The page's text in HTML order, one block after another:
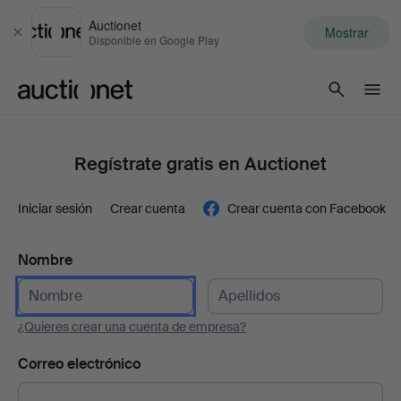
Cerrar
Auctionet
Disponible en Google Play Mostrar
Regístrate gratis en Auctionet
Iniciar sesión Crear cuenta Crear cuenta con Facebook
Nombre
¿Quieres crear una cuenta de empresa?
Correo electrónico